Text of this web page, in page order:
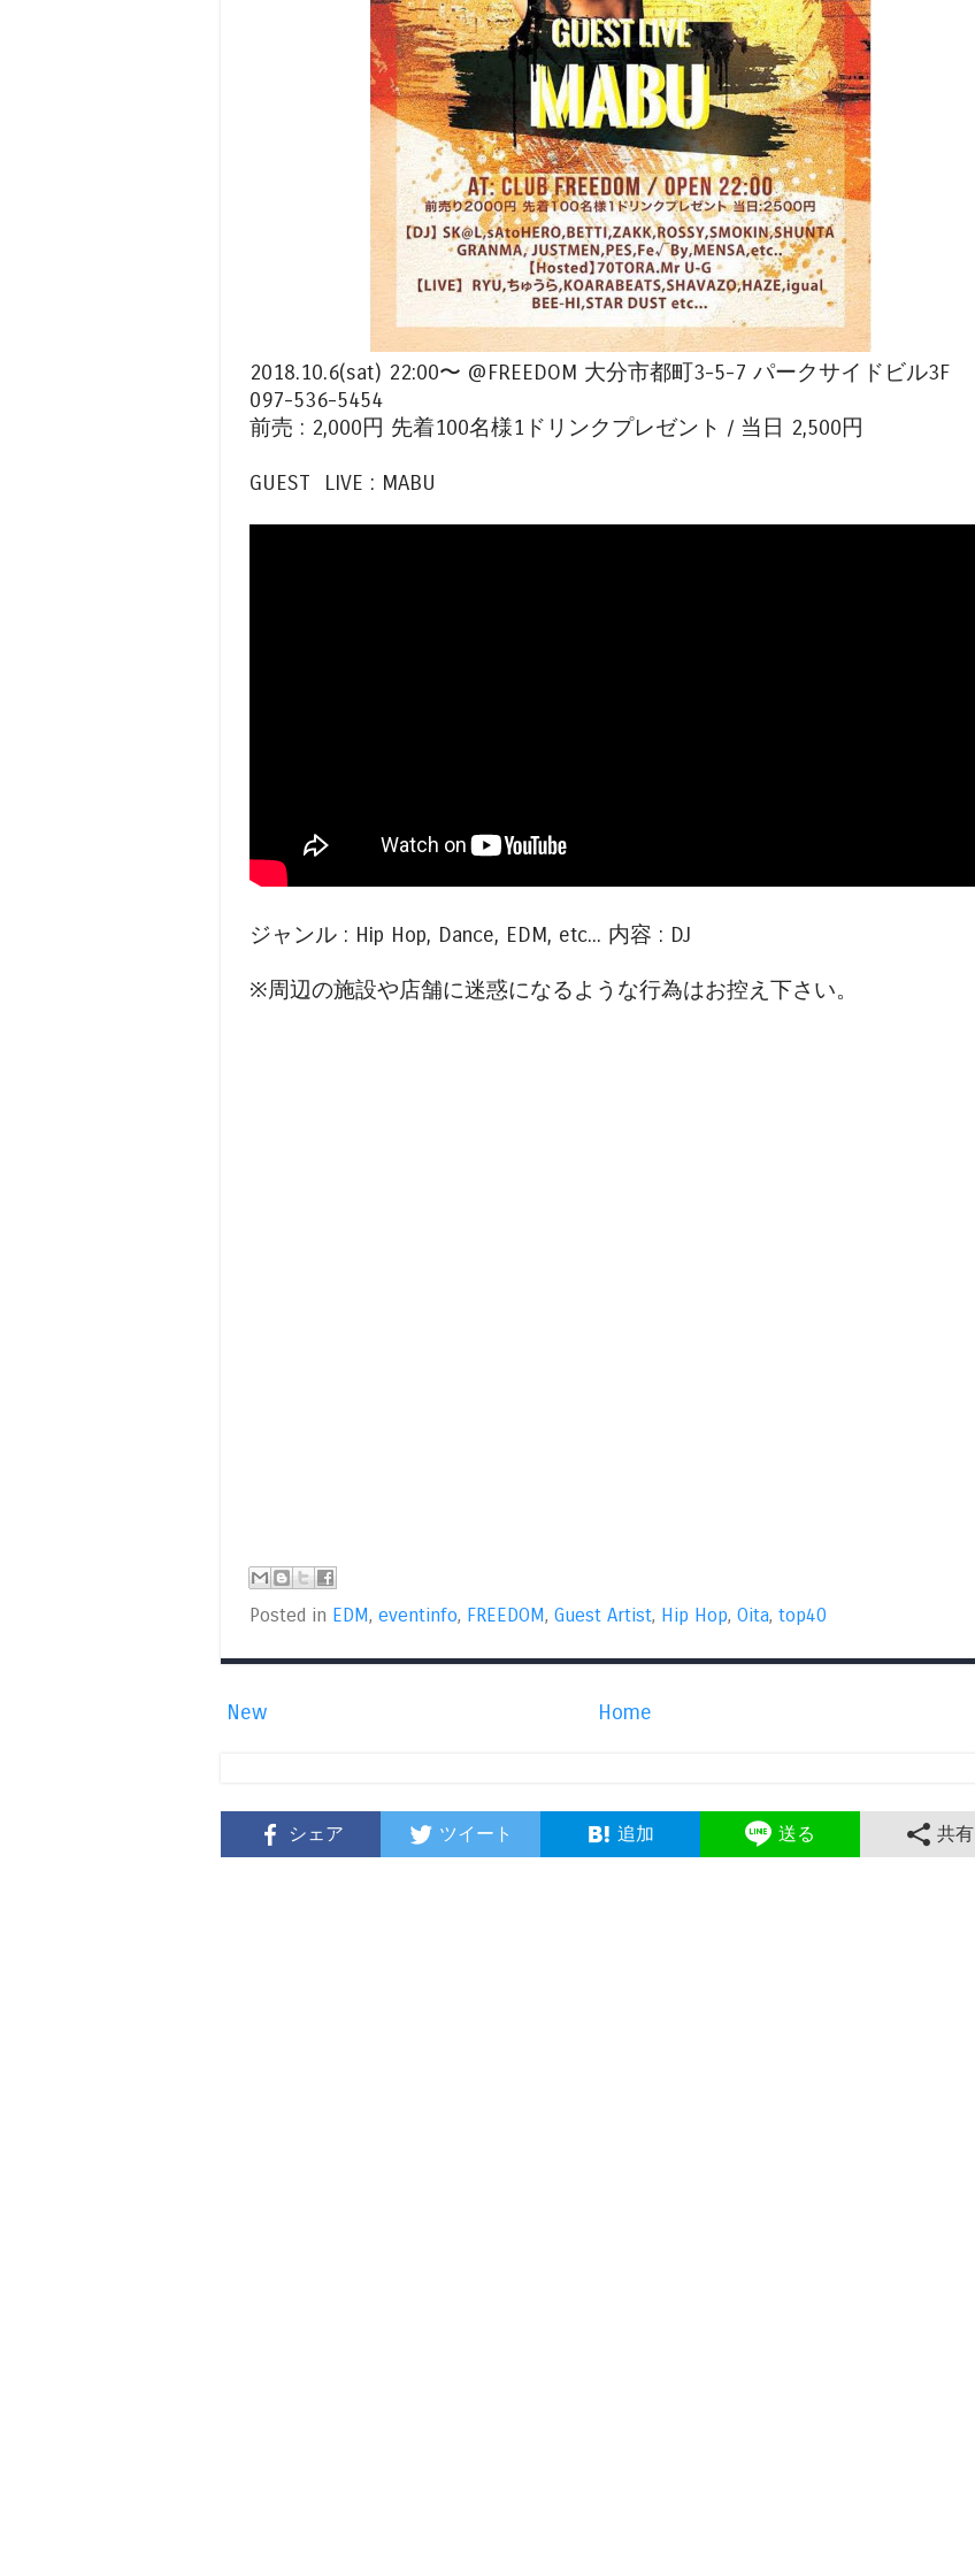
2018.10.6(sat) 22:00〜 @FREEDOM 大分市都町3-5-7 パークサイドビル3F
097-536-5454
前売 : 2,000円 先着100名様1ドリンクプレゼント / 当日 2,500円
GUEST LIVE : MABU
ジャンル : Hip Hop, Dance, EDM, etc... 内容 : DJ
※周辺の施設や店舗に迷惑になるような行為はお控え下さい。
Posted in EDM, eventinfo, FREEDOM, Guest Artist, Hip Hop, Oita, top40
New Home
シェア ツイート 追加 送る 共有